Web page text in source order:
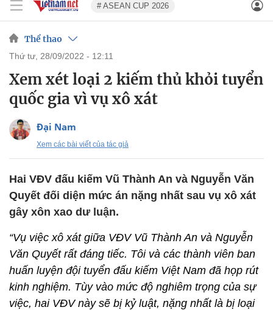
# ASEAN CUP 2026
Thể thao
thứ tư, 28/09/2022 - 12:11
Xem xét loại 2 kiếm thủ khỏi tuyển
quốc gia vì vụ xô xát
Đại Nam
Xem các bài viết của tác giả
Hai VĐV đấu kiếm Vũ Thành An và Nguyễn Văn
Quyết đối diện mức án nặng nhất sau vụ xô xát
gây xôn xao dư luận.
“Vụ việc xô xát giữa VĐV Vũ Thành An và Nguyễn
Văn Quyết rất đáng tiếc. Tôi và các thành viên ban
huấn luyện đội tuyển đấu kiếm Việt Nam đã họp rút
kinh nghiệm. Tùy vào mức độ nghiêm trọng của sự
việc, hai VĐV này sẽ bị kỷ luật, nặng nhất là bị loại